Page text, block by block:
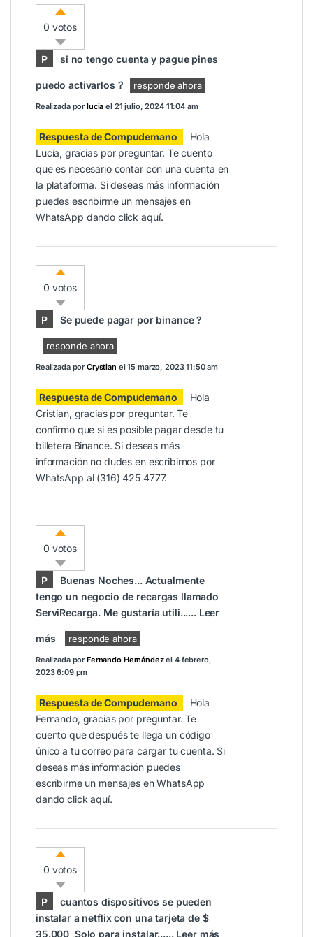
0 votos
P si no tengo cuenta y pague pines
puedo activarlos ? responde ahora
Realizada porlucia el 21 julio, 2024 11:04 am
Respuesta de Compudemano
Hola
Lucía, gracias por preguntar. Te cuento
que es necesario contar con una cuenta en
la plataforma. Si deseas más información
puedes escribirme un mensajes en
WhatsApp dando clickaquí.
0 votos
P Se puede pagar por binance ?
responde ahora
Realizada porCrystian el15 marzo, 2023 11:50 am
Respuesta de Compudemano
Hola
Cristian, gracias por preguntar. Te
confirmo que si es posible pagar desde tu
billetera Binance. Si deseas más
información no dudes en escribirnos por
WhatsApp al (316) 425 4777.
0 votos
P
Buenas Noches... Actualmente
tengo un negocio de recargas llamado
ServiRecarga. Me gustaría utili...... Leer
más responde ahora
Realizada porFernando Hernándezel 4 febrero,
2023 6:09 pm
Respuesta de Compudemano
Hola
Fernando, gracias por preguntar. Te
cuento que después te llega un código
único a tu correo para cargar tu cuenta. Si
deseas más información puedes
escribirme un mensajes en WhatsApp
dando clickaquí.
0 votos
P
cuantos dispositivos se pueden
instalar a netflix con una tarjeta de $
35.000 ,Solo para instalar...... Leer más